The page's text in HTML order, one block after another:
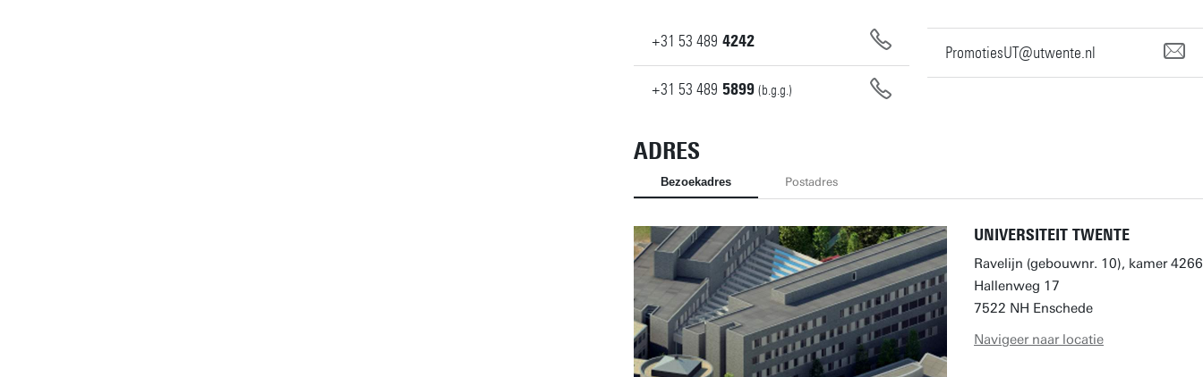
+31 53 489 4242
+31 53 489 5899 (b.g.g.)
PromotiesUT@utwente.nl
ADRES
Bezoekadres Postadres
UNIVERSITEIT TWENTE
Ravelijn (gebouwnr. 10), kamer 4266
Hallenweg 17
7522 NH Enschede
Navigeer naar locatie